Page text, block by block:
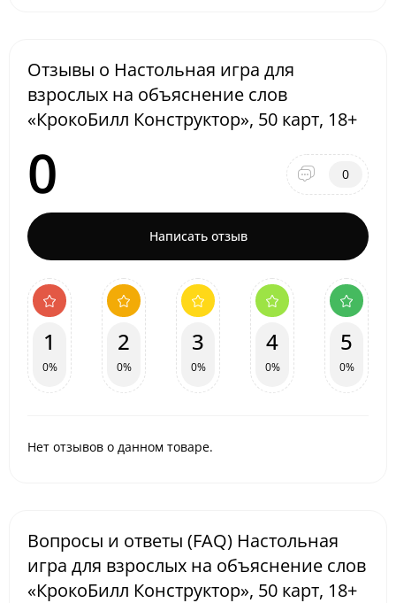
Отзывы о Настольная игра для
взрослых на объяснение слов
«КрокоБилл Конструктор», 50 карт, 18+
0 0
Написать отзыв
1
0%
2
0%
3
0%
4
0%
5
0%
Нет отзывов о данном товаре.
Вопросы и ответы (FAQ) Настольная
игра для взрослых на объяснение слов
«КрокоБилл Конструктор», 50 карт, 18+